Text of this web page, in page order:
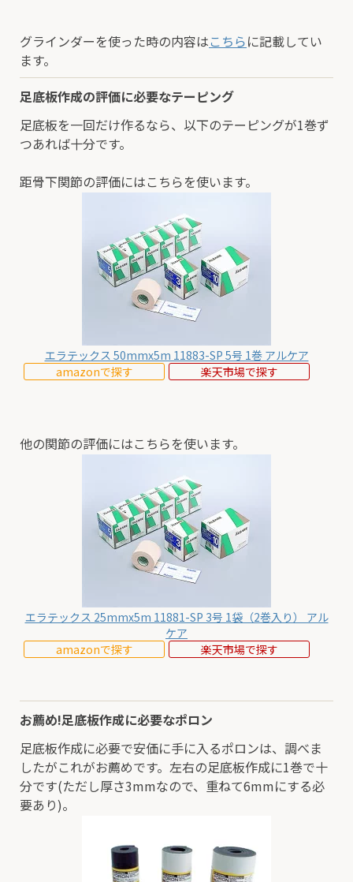
グラインダーを使った時の内容はこちらに記載してい
ます。
足底板作成の評価に必要なテーピング
足底板を一回だけ作るなら、以下のテーピングが1巻ず
つあれば十分です。
距骨下関節の評価にはこちらを使います。
エラテックス 50mmx5m 11883-SP 5号 1巻 アルケア
amazonで探す
楽天市場で探す
他の関節の評価にはこちらを使います。
エラテックス 25mmx5m 11881-SP 3号 1袋（2巻入り） アル
ケア
amazonで探す
楽天市場で探す
お薦め!足底板作成に必要なポロン
足底板作成に必要で安価に手に入るポロンは、調べま
したがこれがお薦めです。左右の足底板作成に1巻で十
分です(ただし厚さ3mmなので、重ねて6mmにする必
要あり)。